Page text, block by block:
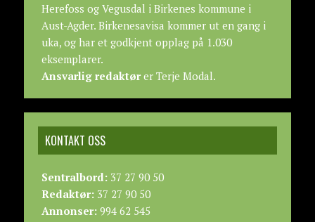
Herefoss og Vegusdal i Birkenes kommune i
Aust-Agder. Birkenesavisa kommer ut en gang i
uka, og har et godkjent opplag på 1.030
eksemplarer.
Ansvarlig redaktører Terje Modal.
KONTAKT OSS
Sentralbord:37 27 90 50
Redaktør:37 27 90 50
Annonser:994 62 545